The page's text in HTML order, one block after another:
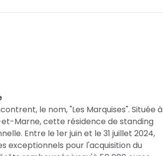
le nom, "Les Marquises". Située à
Marne, cette résidence de standing
Entre le 1er juin et le 31 juillet 2024,
exceptionnels pour l'acquisition du